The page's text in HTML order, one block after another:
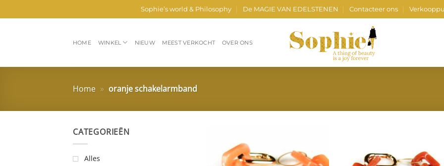
naar
Sophie’s world & Philosophy De MAGIE VAN EDELSTENEN Contacteer ons
HOME WINKEL NIEUW MEEST VERKOCHT OVER ONS
Home » oranje schakelarmband
CATEGORIEËN
Alles